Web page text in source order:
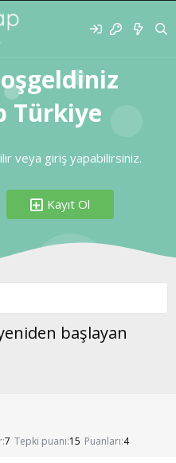
Türkiye
veya giriş yapabilirsiniz.
Kayıt Ol
başlayan
7 Tepki puanı 15 Puanları 4